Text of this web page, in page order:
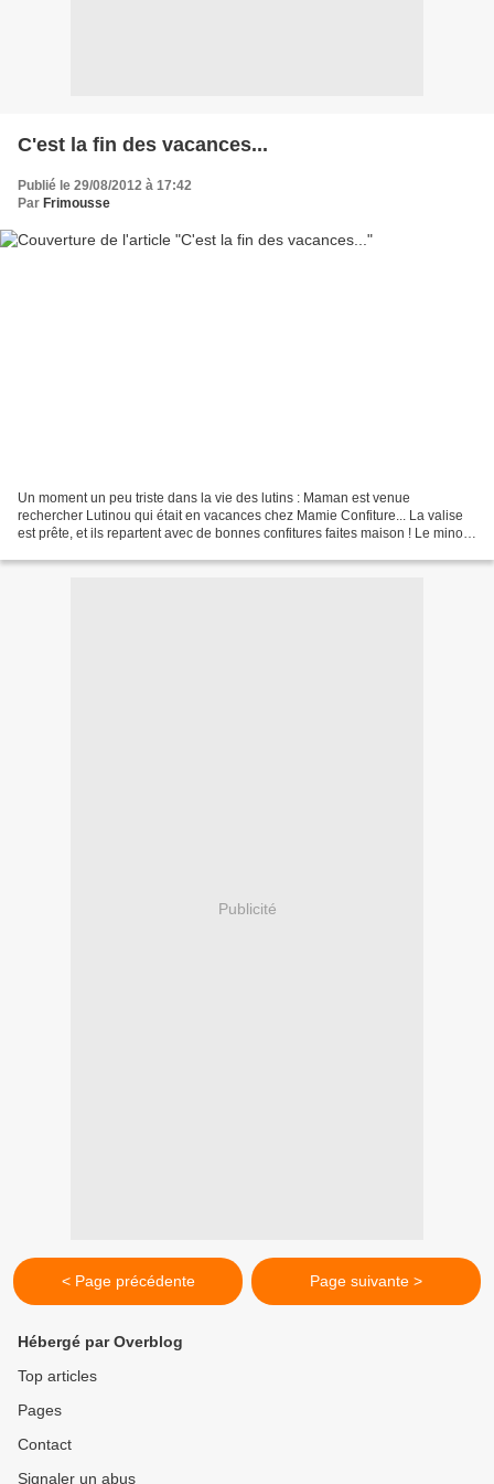
C'est la fin des vacances...
Publié le 29/08/2012 à 17:42
Par Frimousse
Un moment un peu triste dans la vie des lutins : Maman est venue
rechercher Lutinou qui était en vacances chez Mamie Confiture... La valise
est prête, et ils repartent avec de bonnes confitures faites maison ! Le minou
Publicité
< Page précédente Page suivante >
Hébergé par Overblog
Top articles
Pages
Contact
Signaler un abus